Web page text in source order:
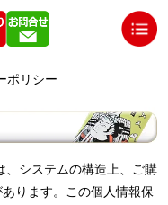
ポリシー
、システムの構造上、ご購
ります。この個人情報保